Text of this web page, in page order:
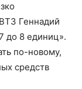
Геннадий
до 8 единиц».
по-новому,
средств